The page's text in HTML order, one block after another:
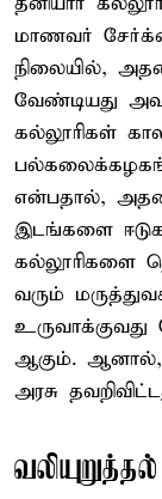
மாணவர்
நிலையில்,
வேண்டியது
கல்லூரிகள்
என்பதால்,
இடங்களை
கல்லூரிகளை
வரும்
ஆகும். ஆனால்,
அரசு
வலியுறுத்தல்